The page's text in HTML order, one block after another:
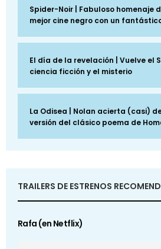
Spider-Noir | Fabuloso homenaje
mejor cine negro con un
El día de la revelación | Vuelve el
ciencia ficción y el misterio
La Odisea | Nolan acierta (casi)
versión del clásico poema de
TRAILERS DE ESTRENOS
Rafa (en Netflix)